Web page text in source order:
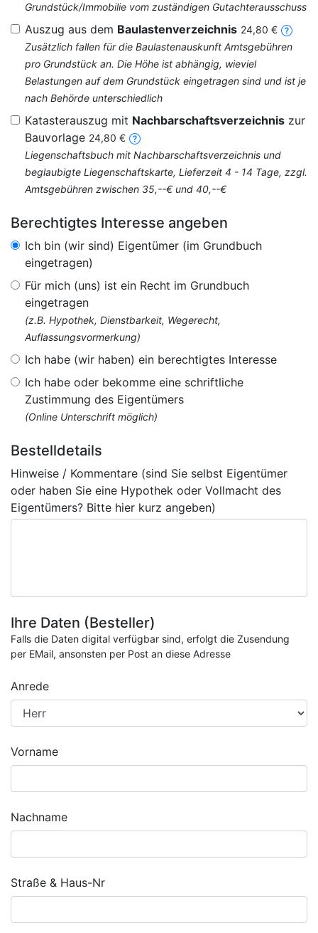
Grundstück/Immobilie vom zuständigen Gutachterausschuss
Auszug aus dem Baulastenverzeichnis 24,80 €
Zusätzlich fallen für die Baulastenauskunft Amtsgebühren
pro Grundstück an. Die Höhe ist abhängig, wieviel
Belastungen auf dem Grundstück eingetragen sind und ist je
nach Behörde unterschiedlich
Katasterauszug mit Nachbarschaftsverzeichnis zur
Bauvorlage 24,80 €
Liegenschaftsbuch mit Nachbarschaftsverzeichnis und
beglaubigte Liegenschaftskarte, Lieferzeit 4 - 14 Tage, zzgl.
Amtsgebühren zwischen 35,--€ und 40,--€
Berechtigtes Interesse angeben
Ich bin (wir sind) Eigentümer (im Grundbuch
eingetragen)
Für mich (uns) ist ein Recht im Grundbuch
eingetragen
(z.B. Hypothek, Dienstbarkeit, Wegerecht,
Auflassungsvormerkung)
Ich habe (wir haben) ein berechtigtes Interesse
Ich habe oder bekomme eine schriftliche
Zustimmung des Eigentümers
(Online Unterschrift möglich)
Bestelldetails
Hinweise / Kommentare (sind Sie selbst Eigentümer
oder haben Sie eine Hypothek oder Vollmacht des
Eigentümers? Bitte hier kurz angeben)
Ihre Daten (Besteller)
Falls die Daten digital verfügbar sind, erfolgt die Zusendung
per EMail, ansonsten per Post an diese Adresse
Anrede
Vorname
Nachname
Straße & Haus-Nr